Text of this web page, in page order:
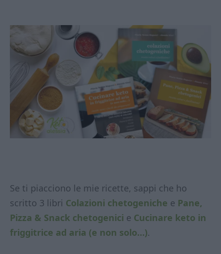
Se ti piacciono le mie ricette, sappi che ho
scritto 3 libri Colazioni chetogeniche e Pane,
Pizza & Snack chetogenici e Cucinare keto in
friggitrice ad aria (e non solo…).